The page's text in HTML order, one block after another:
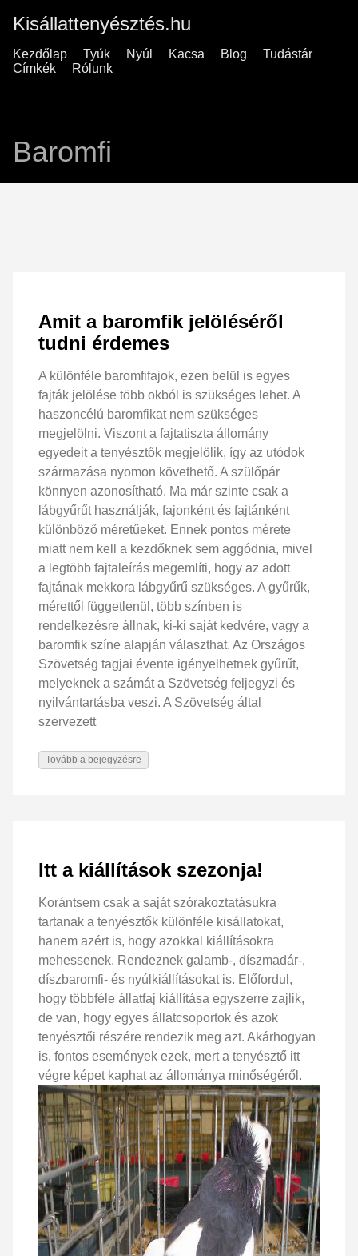
Kisállattenyésztés.hu
Kezdőlap Tyúk Nyúl Kacsa Blog
Tudástár
Címkék
Rólunk
Baromfi
Amit a baromfik jelöléséről
tudni érdemes
A különféle baromfifajok, ezen belül is egyes
fajták jelölése több okból is szükséges lehet. A
haszoncélú baromfikat nem szükséges
megjelölni. Viszont a fajtatiszta állomány
egyedeit a tenyésztők megjelölik, így az utódok
származása nyomon követhető. A szülőpár
könnyen azonosítható. Ma már szinte csak a
lábgyűrűt használják, fajonként és fajtánként
különböző méretűeket. Ennek pontos mérete
miatt nem kell a kezdőknek sem aggódnia, mivel
a legtöbb fajtaleírás megemlíti, hogy az adott
fajtának mekkora lábgyűrű szükséges. A gyűrűk,
mérettől függetlenül, több színben is
rendelkezésre állnak, ki-ki saját kedvére, vagy a
baromfik színe alapján választhat. Az Országos
Szövetség tagjai évente igényelhetnek gyűrűt,
melyeknek a számát a Szövetség feljegyzi és
nyilvántartásba veszi. A Szövetség által
szervezett
Tovább a bejegyzésre
Itt a kiállítások szezonja!
Korántsem csak a saját szórakoztatásukra
tartanak a tenyésztők különféle kisállatokat,
hanem azért is, hogy azokkal kiállításokra
mehessenek. Rendeznek galamb-, díszmadár-,
díszbaromfi- és nyúlkiállításokat is. Előfordul,
hogy többféle állatfaj kiállítása egyszerre zajlik,
de van, hogy egyes állatcsoportok és azok
tenyésztői részére rendezik meg azt. Akárhogyan
is, fontos események ezek, mert a tenyésztő itt
végre képet kaphat az állománya minőségéről.